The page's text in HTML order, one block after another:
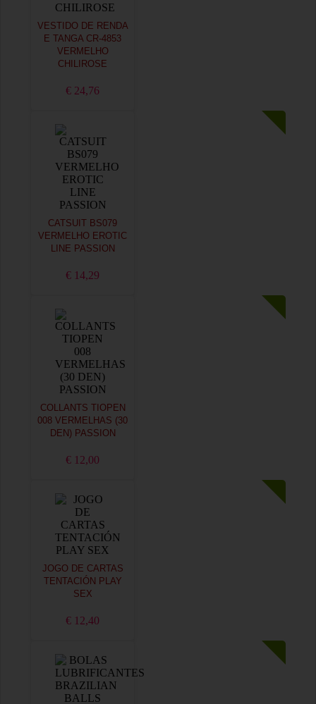
VESTIDO DE RENDA
E TANGA CR-4853
VERMELHO
CHILIROSE
€ 24,76
CATSUIT BS079
VERMELHO EROTIC
LINE PASSION
€ 14,29
COLLANTS TIOPEN
008 VERMELHAS (30
DEN) PASSION
€ 12,00
JOGO DE CARTAS
TENTACIÓN PLAY
SEX
€ 12,40